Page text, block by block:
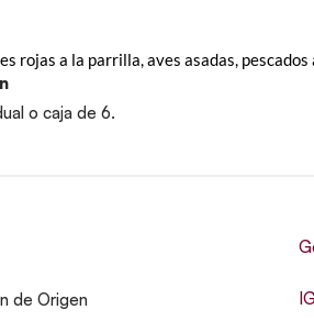
rojas a la parrilla, aves asadas,
o caja de 6.
de Origen